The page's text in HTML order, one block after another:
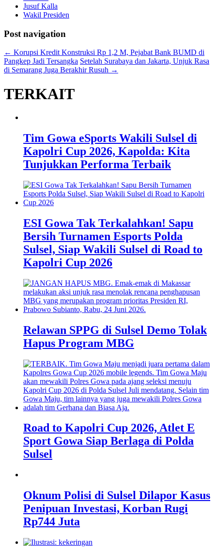
Jusuf Kalla
Wakil Presiden
Post navigation
← Korupsi Kredit Konstruksi Rp 1,2 M, Pejabat Bank BUMD di
Pangkep Jadi Tersangka Setelah Surabaya dan Jakarta, Unjuk Rasa
di Semarang Juga Berakhir Rusuh →
TERKAIT
Tim Gowa eSports Wakili Sulsel di
Kapolri Cup 2026, Kapolda: Kita
Tunjukkan Performa Terbaik
ESI Gowa Tak Terkalahkan! Sapu
Bersih Turnamen Esports Polda
Sulsel, Siap Wakili Sulsel di Road to
Kapolri Cup 2026
Relawan SPPG di Sulsel Demo Tolak
Hapus Program MBG
Road to Kapolri Cup 2026, Atlet E
Sport Gowa Siap Berlaga di Polda
Sulsel
Oknum Polisi di Sulsel Dilapor Kasus
Penipuan Investasi, Korban Rugi
Rp744 Juta